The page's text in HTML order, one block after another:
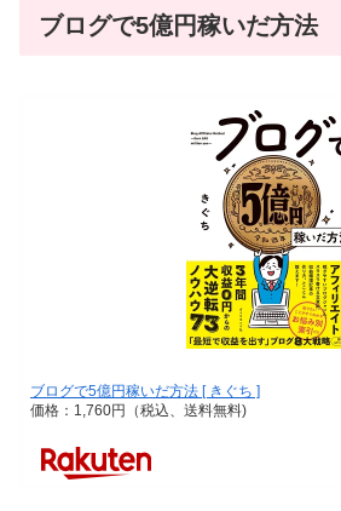
ブログで5億円稼いだ方法
ブログで5億円稼いだ方法 [ きぐち ]
価格：1,760円（税込、送料無料)